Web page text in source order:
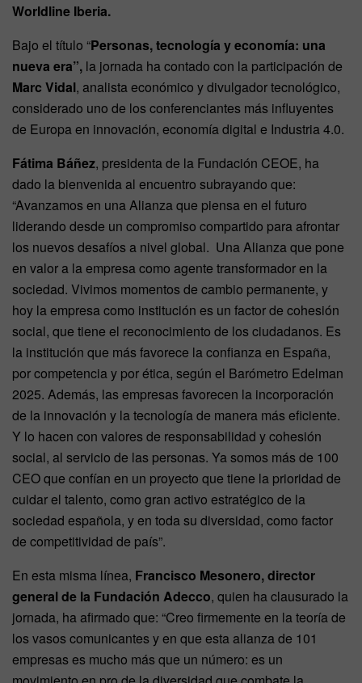
Worldline Iberia.
Bajo el título “Personas, tecnología y economía: una
nueva era”, la jornada ha contado con la participación de
Marc Vidal, analista económico y divulgador tecnológico,
considerado uno de los conferenciantes más influyentes
de Europa en innovación, economía digital e Industria 4.0.
Fátima Báñez, presidenta de la Fundación CEOE, ha
dado la bienvenida al encuentro subrayando que:
“Avanzamos en una Alianza que piensa en el futuro
liderando desde un compromiso compartido para afrontar
los nuevos desafíos a nivel global. Una Alianza que pone
en valor a la empresa como agente transformador en la
sociedad. Vivimos momentos de cambio permanente, y
hoy la empresa como institución es un factor de cohesión
social, que tiene el reconocimiento de los ciudadanos. Es
la institución que más favorece la confianza en España,
por competencia y por ética, según el Barómetro Edelman
2025. Además, las empresas favorecen la incorporación
de la innovación y la tecnología de manera más eficiente.
Y lo hacen con valores de responsabilidad y cohesión
social, al servicio de las personas. Ya somos más de 100
CEO que confían en un proyecto que tiene la prioridad de
cuidar el talento, como gran activo estratégico de la
sociedad española, y en toda su diversidad, como factor
de competitividad de país”.
En esta misma línea, Francisco Mesonero, director
general de la Fundación Adecco, quien ha clausurado la
jornada, ha afirmado que: “Creo firmemente en la teoría de
los vasos comunicantes y en que esta alianza de 101
empresas es mucho más que un número: es un